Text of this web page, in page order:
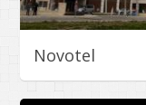
Novotel